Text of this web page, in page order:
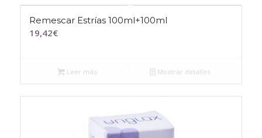
Remescar Estrías 100ml+100ml
19,42€
Leer más Mostrar detalles